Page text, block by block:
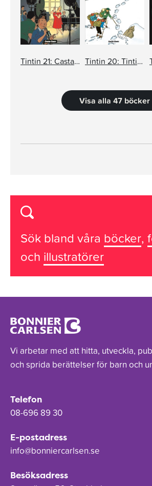
Tintin 21: Castafiores juveler Tintin 20: Tintin i Tibet
Visa alla 47 böcker
Sök bland våra böcker,
och illustratörer
Vi arbetar med att hitta, utveckla,
och sprida berättelser för barn och
Telefon
08-696 89 30
E-postadress
info@bonniercarlsen.se
Besöksadress